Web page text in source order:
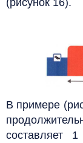
В примере
составляет